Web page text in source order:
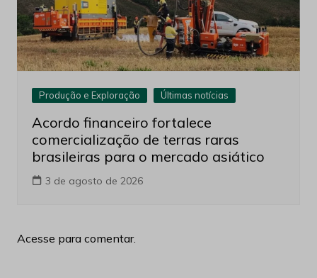
Produção e Exploração Últimas notícias
Acordo financeiro fortalece
comercialização de terras raras
brasileiras para o mercado asiático
3 de agosto de 2026
Acesse para comentar.